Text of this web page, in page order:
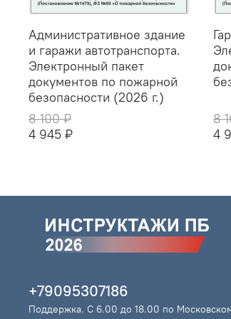
Административное здание
и гаражи автотранспорта.
Электронный пакет
документов по пожарной
безопасности (2026 г.)
8 100 ₽
4 945 ₽
8
4
+79095307186
Поддержка. С 6.00 до 18.00 по